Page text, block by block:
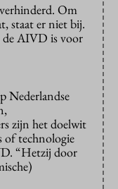
Om
staat er niet bij.
de AIVD is voor
Nederlandse
zijn het doelwit
of technologie
“Hetzij door